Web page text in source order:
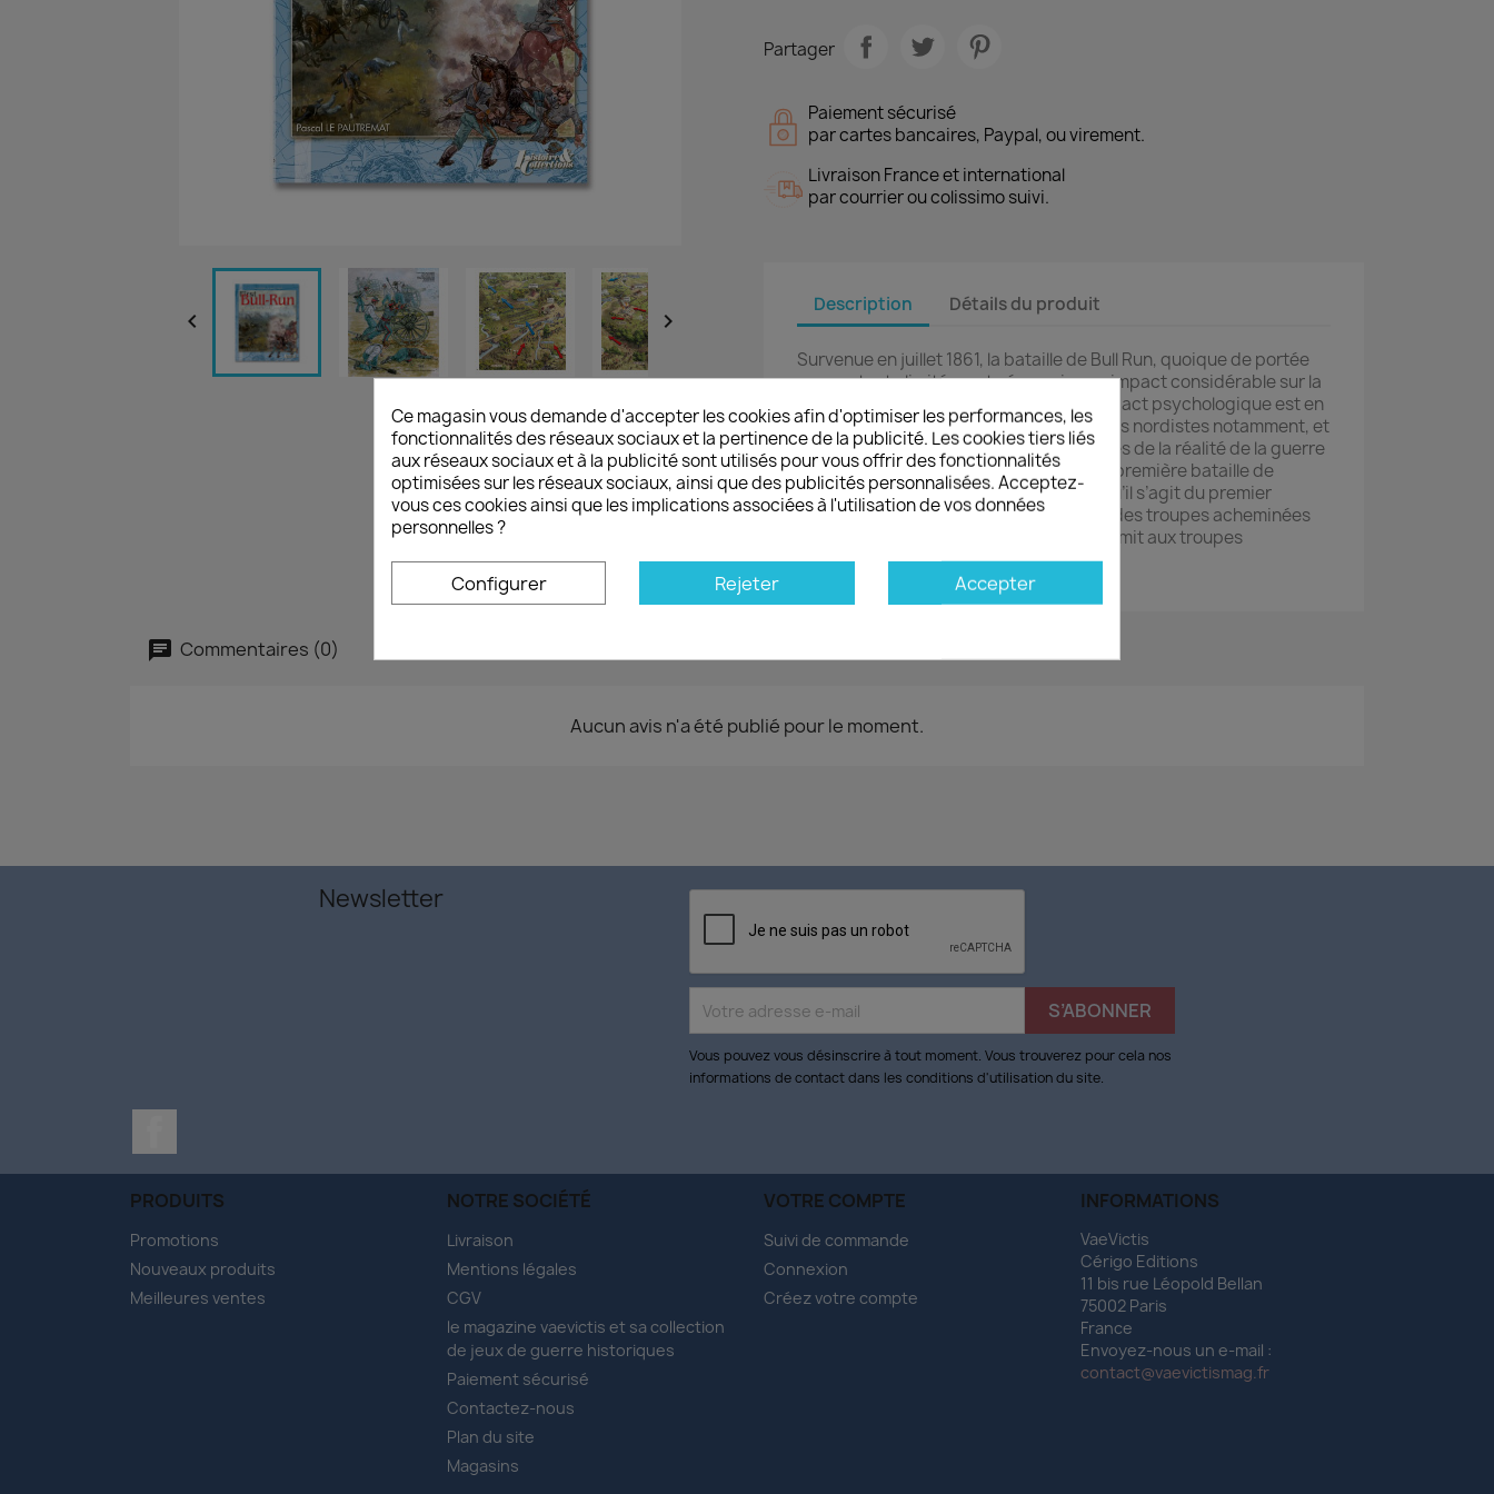
 
Partager
Paiement sécurisé
par cartes bancaires, Paypal, ou virement.
Livraison France et international
par courrier ou colissimo suivi.
Description Détails du produit
Survenue en juillet 1861, la bataille de Bull Run, quoique de portée
somme toute limitée, eut néanmoins un impact considérable sur la
guerre de Sécession elle-même. Son impact psychologique est en
effet indéniable, auprès des combattants nordistes notamment, et
fait prendre conscience aux uns et autres de la réalité de la guerre
et des défis qu’ils restaient à relever. La première bataille de
Manassas est par ailleurs notable puisqu’il s’agit du premier
engagement de taille qui voit intervenir des troupes acheminées
par voie ferrée. En l’occurrence, cela permit aux troupes
confédérées de remporter la victoire.
Commentaires (0)
Aucun avis n'a été publié pour le moment.
Newsletter
Vous pouvez vous désinscrire à tout moment. Vous trouverez pour cela nos
informations de contact dans les conditions d'utilisation du site.
PRODUITS
Promotions
Nouveaux produits
Meilleures ventes
NOTRE SOCIÉTÉ
Livraison
Mentions légales
CGV
le magazine vaevictis et sa collection
de jeux de guerre historiques
Paiement sécurisé
Contactez-nous
Plan du site
Magasins
VOTRE COMPTE
Suivi de commande
Connexion
Créez votre compte
INFORMATIONS
VaeVictis
Cérigo Editions
11 bis rue Léopold Bellan
75002 Paris
France
Envoyez-nous un e-mail :
contact@vaevictismag.fr
Ce magasin vous demande d'accepter les cookies afin d'optimiser les performances, les
fonctionnalités des réseaux sociaux et la pertinence de la publicité. Les cookies tiers liés
aux réseaux sociaux et à la publicité sont utilisés pour vous offrir des fonctionnalités
optimisées sur les réseaux sociaux, ainsi que des publicités personnalisées. Acceptez-
vous ces cookies ainsi que les implications associées à l'utilisation de vos données
personnelles ?
Configurer Rejeter Accepter